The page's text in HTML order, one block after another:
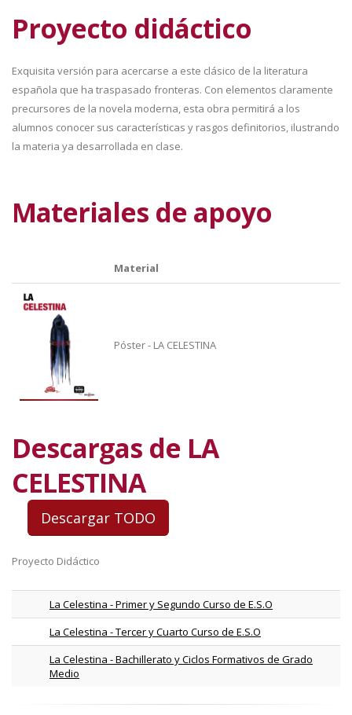
Proyecto didáctico
Exquisita versión para acercarse a este clásico de la literatura
española que ha traspasado fronteras. Con elementos claramente
precursores de la novela moderna, esta obra permitirá a los
alumnos conocer sus características y rasgos definitorios, ilustrando
la materia ya desarrollada en clase.
Materiales de apoyo
Material
Póster - LA CELESTINA
Descargas de LA
CELESTINA
Proyecto Didáctico
La Celestina - Primer y Segundo Curso de E.S.O
La Celestina - Tercer y Cuarto Curso de E.S.O
La Celestina - Bachillerato y Ciclos Formativos de Grado
Medio